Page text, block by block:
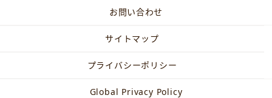
お問い合わせ
サイトマップ
プライバシーポリシー
Global Privacy Policy